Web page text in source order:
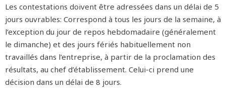
Les contestations doivent être adressées dans un délai de 5
jours ouvrables: Correspond à tous les jours de la semaine, à
l’exception du jour de repos hebdomadaire (généralement
le dimanche) et des jours fériés habituellement non
travaillés dans l’entreprise, à partir de la proclamation des
résultats, au chef d’établissement. Celui-ci prend une
décision dans un délai de 8 jours.